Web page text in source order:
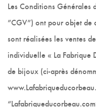
Les Conditions Générales
”CGV”) ont pour objet de
sont réalisées les ventes
individuelle « La Fabrique
de bijoux (ci-après